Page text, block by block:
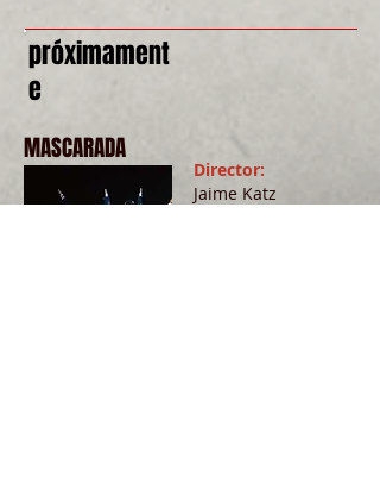
próximament
e
MASCARADA
Director:
Jaime Katz